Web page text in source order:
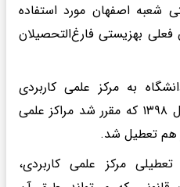
شعبه اصفهان‌ مورد استفاده
فعلی بهزیستی فارغ‌التحصیلان
به مرکز علمی کاربردی
بهزیستی تبدیل شد اما در سال ۱۳۹۸ که مقرر شد مراکز علمی
هم تعطیل شد.
مرکز علمی کاربردی،